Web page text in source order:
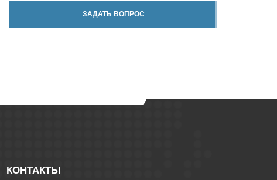
ЗАДАТЬ ВОПРОС
КОНТАКТЫ